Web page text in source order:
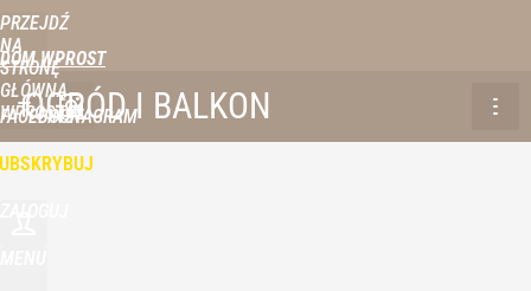
PRZEJDŹ
NA
STRONĘ
GŁÓWNĄ
WPROST.PL
DOM WPROST
FACEBOOKINSTAGRAM
OGRÓD I BALKON